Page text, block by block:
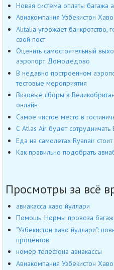
Новая система оплаты багажа
Авиакомпания Узбекистон
Alitalia угрожает банкротство,
свой пост
Оценить самостоятельный
аэропорт Домодедово
В недавно построенном
тестовые мероприятия
Визовые сборы в
онлайн
Самое чистое место в
С Atlas Air будет сотрудничать
Еда на самолетах Ryanair
Как правильно подобрать
Просмотры за всё
авиакасса хаво йуллари
Помощь. Нормы провоза
"Узбекистон хаво йуллари":
процентов
номер телефона авиакассы
Авиакомпания Узбекистон